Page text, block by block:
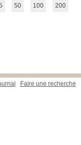
50 100 200
Faire une recherche